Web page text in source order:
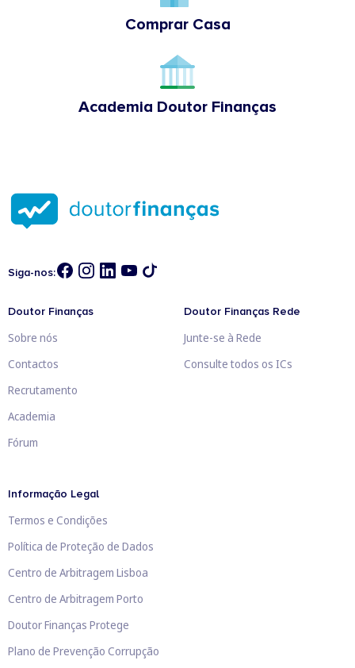
Comprar Casa
Academia Doutor Finanças
Siga-nos:
Doutor Finanças
Sobre nós
Contactos
Recrutamento
Academia
Fórum
Doutor Finanças Rede
Junte-se à Rede
Consulte todos os ICs
Informação Legal
Termos e Condições
Política de Proteção de Dados
Centro de Arbitragem Lisboa
Centro de Arbitragem Porto
Doutor Finanças Protege
Plano de Prevenção Corrupção